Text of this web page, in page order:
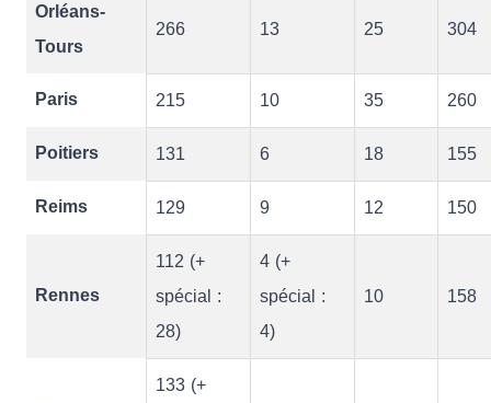
Orléans-
Tours
266 13 25 304
Paris 215 10 35 260
Poitiers 131 6 18 155
Reims 129 9 12 150
Rennes
112 (+
spécial :
28)
4 (+
spécial :
4)
10 158
133 (+